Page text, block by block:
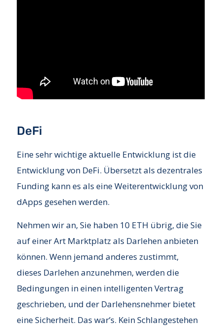
DeFi
Eine sehr wichtige aktuelle Entwicklung ist die
Entwicklung von DeFi. Übersetzt als dezentrales
Funding kann es als eine Weiterentwicklung von
dApps gesehen werden.
Nehmen wir an, Sie haben 10 ETH übrig, die Sie
auf einer Art Marktplatz als Darlehen anbieten
können. Wenn jemand anderes zustimmt,
dieses Darlehen anzunehmen, werden die
Bedingungen in einen intelligenten Vertrag
geschrieben, und der Darlehensnehmer bietet
eine Sicherheit. Das war’s. Kein Schlangestehen